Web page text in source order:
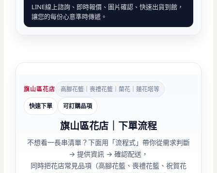
LINE線上諮詢、即時報價、圖片確認、快速出貨到館，
讓您的每份心意準時傳遞。
旗山區花店 高腳花籃｜喪禮花籃｜蘭花｜蓮花塔等
快速下單 可訂購品項
旗山區花店｜下單流程
不想看一長串清單？下面用「流程式」帶你從需求判斷
→ 提供資訊 → 確認配送，
同時把花店常見品項（高腳花籃、喪禮花籃、祝賀花